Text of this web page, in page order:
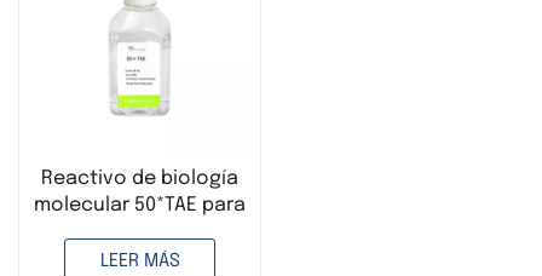
Reactivo de biología
molecular 50*TAE para
LEER MÁS